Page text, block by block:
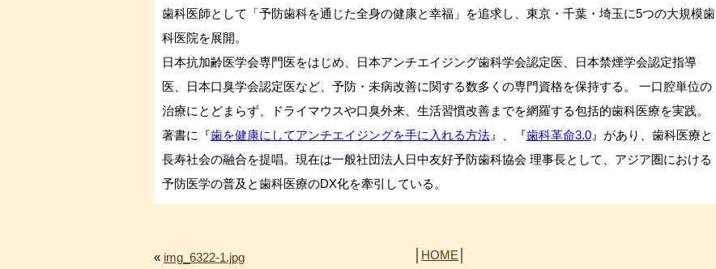
歯科医師として「予防歯科を通じた全身の健康と幸福」を追求し、東京・千葉・埼玉に5つの大規模歯
科医院を展開。
日本抗加齢医学会専門医をはじめ、日本アンチエイジング歯科学会認定医、日本禁煙学会認定指導
医、日本口臭学会認定医など、予防・未病改善に関する数多くの専門資格を保持する。 一口腔単位の
治療にとどまらず、ドライマウスや口臭外来、生活習慣改善までを網羅する包括的歯科医療を実践。
著書に『歯を健康にしてアンチエイジングを手に入れる方法』、『歯科革命3.0』があり、歯科医療と
長寿社会の融合を提唱。現在は一般社団法人日中友好予防歯科協会 理事長として、アジア圏における
予防医学の普及と歯科医療のDX化を牽引している。
« img_6322-1.jpg HOME